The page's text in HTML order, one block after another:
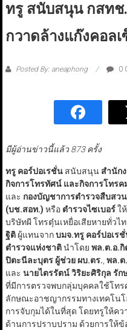
ทรู สนับสนุน กสทช
กวาดล้างแก๊งคอลเ
Posted By: aneaphong 0
มีผู้อ่านข่าวนี้แล้ว 873 ครั้ง
ทรู คอร์ปอเรชั่นสนับสนุน สำนัก
กิจการโทรทัศน์ และกิจการโทร
และ กองบัญชาการตำรวจสืบสว
(บช.สอท.) หรือ ตำรวจไซเบอร์ใ
บริษัทผี โทรตุ๋นเหยื่อเสียหายทั่วไ
ฐิติผู้แทนจากบมจ.ทรู คอร์ปอเร
ตำรวจแห่งชาตินำโดย พล.ต.อ.กิ
ปิตะนีละบุตร ผู้ช่วย ผบ.ตร., พล.ต
และ นายไตรรัตน์ วิริยะศิริกุล รั
ที่มีการตรวจพบกลุ่มบุคคลใช้โท
ลักษณะอาชญากรรมทางเทคโน
การจับกุมได้ในที่สุด โดยทรูให้ค
ด้านการปราบปราม ด้วยการให้